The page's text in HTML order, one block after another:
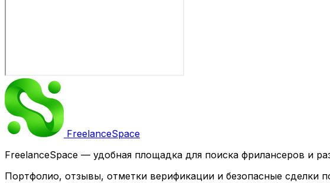
FreelanceSpace
FreelanceSpace — удобная площадка для поиска фрилансеров и
Портфолио, отзывы, отметки верификации и безопасные сделки